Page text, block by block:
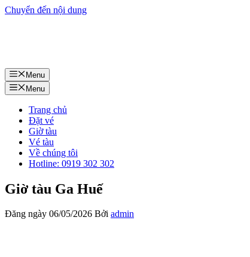
Chuyển đến nội dung
Menu
Menu
Trang chủ
Đặt vé
Giờ tàu
Vé tàu
Về chúng tôi
Hotline: 0919 302 302
Giờ tàu Ga Huế
Đăng ngày 06/05/2026 Bởi admin